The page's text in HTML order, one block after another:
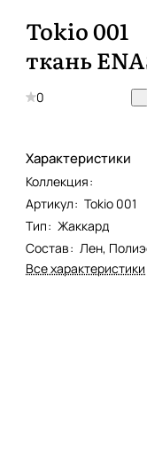
Tokio 001
ткань
0
Характеристики
Коллекция:
Артикул: Tokio 001
Тип: Жаккард
Состав: Лен,
Все характеристики